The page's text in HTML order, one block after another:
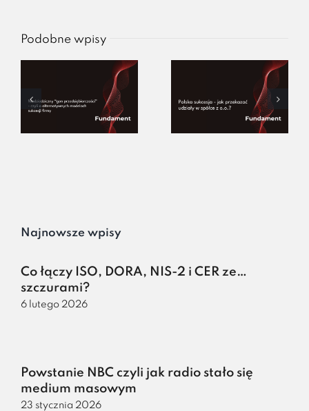
Podobne wpisy
Najnowsze wpisy
Co łączy ISO, DORA, NIS-2 i CER ze…
szczurami?
6 lutego 2026
Powstanie NBC czyli jak radio stało się
medium masowym
23 stycznia 2026